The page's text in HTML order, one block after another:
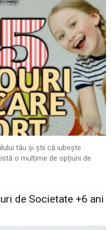
tău și știi că iubește
o mulțime de opțiuni de
de Societate +6 ani